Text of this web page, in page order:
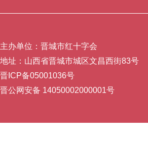
主办单位：晋城市红十字会
地址：山西省晋城市城区文昌西街83号
晋ICP备05001036号
晋公网安备 14050002000001号